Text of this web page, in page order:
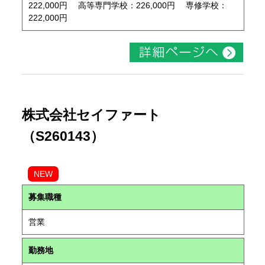
222,000円 高等専門学校：226,000円 専修学校：
222,000円
株式会社セイファート
（S260143）
NEW
募集職種
営業
勤務地